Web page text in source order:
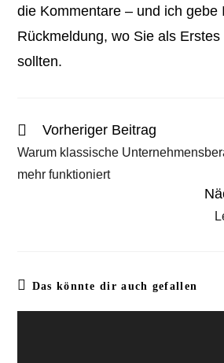
die Kommentare – und ich gebe
Rückmeldung, wo Sie als
sollten.
Vorheriger Beitrag
Warum klassische
mehr funktioniert
Das könnte dir auch gefallen